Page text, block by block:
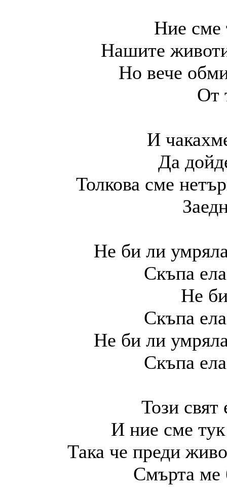
Ние сме
Нашите
Но вече
От
И
Да
Толкова сме
Не би ли
Скъпа
Не
Скъпа
Не би ли
Скъпа
Този свят
И ние сме
Така че преди
Смърта ме